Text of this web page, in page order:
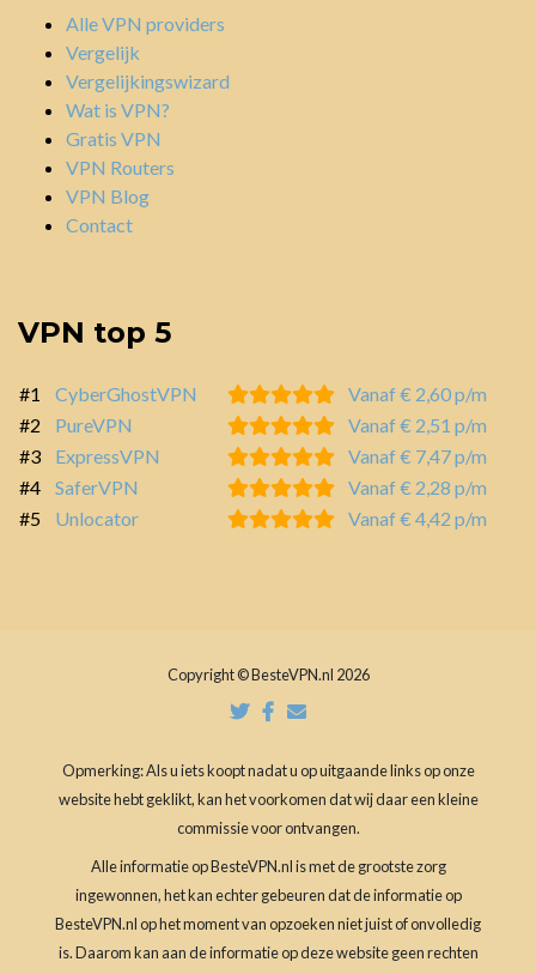
Alle VPN providers
Vergelijk
Vergelijkingswizard
Wat is VPN?
Gratis VPN
VPN Routers
VPN Blog
Contact
VPN top 5
#1 CyberGhostVPN
Vanaf € 2,60 p/m
#2
PureVPN
Vanaf € 2,51 p/m
#3
ExpressVPN
Vanaf € 7,47 p/m
#4
SaferVPN
Vanaf € 2,28 p/m
#5
Unlocator Vanaf € 4,42 p/m
Copyright © BesteVPN.nl 2026
Opmerking: Als u iets koopt nadat u op uitgaande links op onze
website hebt geklikt, kan het voorkomen dat wij daar een kleine
commissie voor ontvangen.
Alle informatie op BesteVPN.nl is met de grootste zorg
ingewonnen, het kan echter gebeuren dat de informatie op
BesteVPN.nl op het moment van opzoeken niet juist of onvolledig
is. Daarom kan aan de informatie op deze website geen rechten